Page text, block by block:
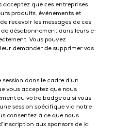
acceptez que ces entreprises
produits, événements et
recevoir les messages de ces
désabonnement dans leurs e-
Vous pouvez
demander de supprimer vos
dans le cadre d’un
vous acceptez que nous
ou votre badge ou si vous
session spécifique via notre
consentez à ce que nous
aux sponsors de la